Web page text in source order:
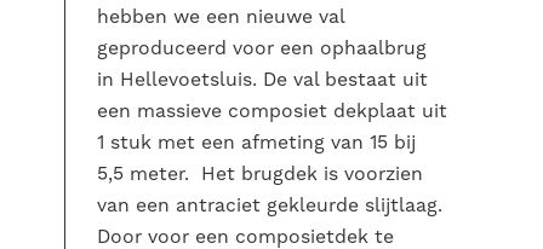
hebben we een nieuwe val
geproduceerd voor een ophaalbrug
in Hellevoetsluis. De val bestaat uit
een massieve composiet dekplaat uit
1 stuk met een afmeting van 15 bij
5,5 meter. Het brugdek is voorzien
van een antraciet gekleurde slijtlaag.
Door voor een composietdek te